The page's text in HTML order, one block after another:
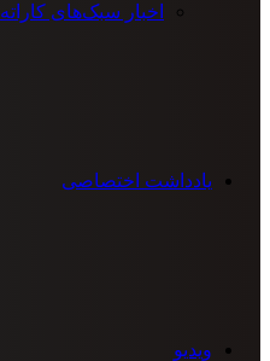
اخبار سبک‌های کاراته
یادداشت اختصاصی
ویدیو